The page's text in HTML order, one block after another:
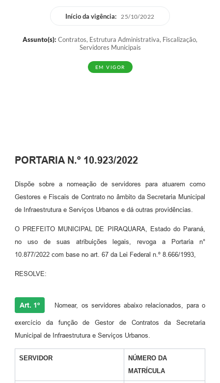
Início da vigência: 25/10/2022
Assunto(s): Contratos, Estrutura Administrativa, Fiscalização,
Servidores Municipais
EM VIGOR
PORTARIA N.º 10.923/2022
Dispõe sobre a nomeação de servidores para atuarem como
Gestores e Fiscais de Contrato no âmbito da Secretaria Municipal
de Infraestrutura e Serviços Urbanos e dá outras providências.
O PREFEITO MUNICIPAL DE PIRAQUARA, Estado do Paraná,
no uso de suas atribuições legais, revoga a Portaria n°
10.877/2022 com base no art. 67 da Lei Federal n.º 8.666/1993,
RESOLVE:
Art. 1º Nomear, os servidores abaixo relacionados, para o
exercício da função de Gestor de Contratos da Secretaria
Municipal de Infraestrutura e Serviços Urbanos.
SERVIDOR
NÚMERO DA
MATRÍCULA